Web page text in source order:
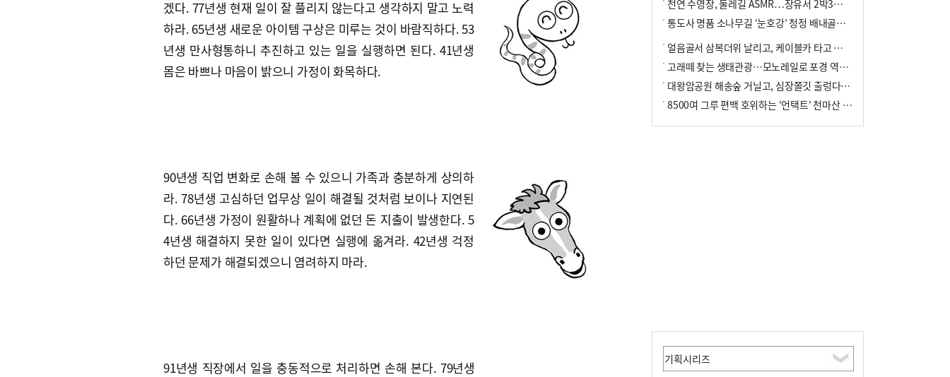
겠다. 77년생 현재 일이 잘 풀리지 않는다고 생각하지 말고 노력
하라. 65년생 새로운 아이템 구상은 미루는 것이 바람직하다. 53
년생 만사형통하니 추진하고 있는 일을 실행하면 된다. 41년생
몸은 바쁘나 마음이 밝으니 가정이 화목하다.
90년생 직업 변화로 손해 볼 수 있으니 가족과 충분하게 상의하
라. 78년생 고심하던 업무상 일이 해결될 것처럼 보이나 지연된
다. 66년생 가정이 원활하나 계획에 없던 돈 지출이 발생한다. 5
4년생 해결하지 못한 일이 있다면 실행에 옮겨라. 42년생 걱정
하던 문제가 해결되겠으니 염려하지 마라.
91년생 직장에서 일을 충동적으로 처리하면 손해 본다. 79년생
천연 수영장, 둘레길 ASMR…장유서 2박3일 소확행
통도사 명품 소나무길 ‘눈호강’ 청정 배내골서 더위 싹
얼음골서 삼복더위 날리고, 케이블카 타고 신선놀음
고래떼 찾는 생태관광…모노레일로 포경 역사여행
대왕암공원 해송숲 거닐고, 심장쫄깃 출렁다리 건너봐
8500여 그루 편백 호위하는 ‘언택트’ 천마산 산림욕장